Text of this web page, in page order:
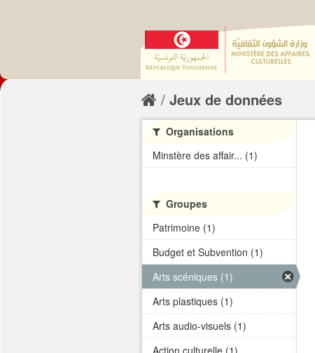
Jeux de données
Organisations
Minstère des affair... (1)
Groupes
Patrimoine (1)
Budget et Subvention (1)
Arts scéniques (1)
Arts plastiques (1)
Arts audio-visuels (1)
Action culturelle (1)